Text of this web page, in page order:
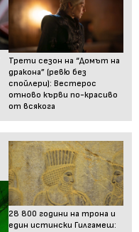
Трети сезон на “Домът на
дракона” (ревю без
спойлери): Вестерос
отново кърви по-красиво
от всякога
28 800 години на трона и
един истински Гилгамеш: